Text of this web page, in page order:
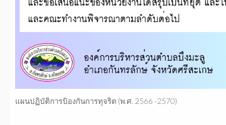
แผนปฏิบัติการป้องกันการทุจริต (พ.ศ. 2566 -2570)